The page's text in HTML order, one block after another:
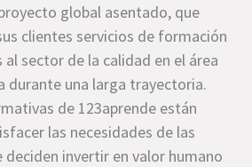
global asentado, que
clientes servicios de formación
sector de la calidad en el área
durante una larga trayectoria.
de 123aprende están
las necesidades de las
deciden invertir en valor humano